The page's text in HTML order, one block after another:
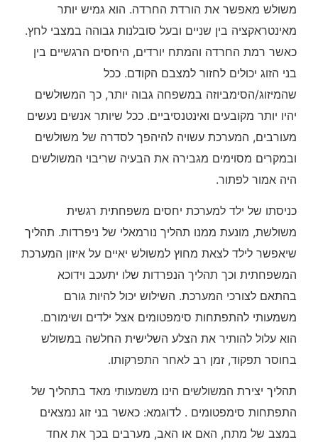
משולש מאפשר את הורדת החרדה. הוא גמיש יותר
מאינטראקציה בין שניים ובעל סובלנות גבוהה במצבי לחץ.
כאשר רמת החרדה והמתח יורדים, היחסים הרגשיים בין
בני הזוג יכולים לחזור למצבם הקודם. ככל
שהמיזוג/הסימביוזה במשפחה גבוה יותר, כך המשולשים
יהיו יותר מקובעים ואינטנסיביים. ככל שיותר אנשים נעשים
מעורבים, המערכת עשויה להיהפך לסדרה של משולשים
ובמקרים מסוימים מגבירה את הבעיה שריבוי המשולשים
היה אמור לפתור.
כניסתו של ילד למערכת יחסים משפחתית רגשית
משולשת, מונעת ממנו תהליך נורמאלי של ניפרדות. תהליך
שיאפשר לילד לצאת מחוץ למשולש יאיים על איזון המערכת
המשפחתית וכך תהליך הנפרדות שלו יתעכב וידוכא
בהתאם לצורכי המערכת. השילוש יכול להיות גורם
משמעותי להתפתחות סימפטומים אצל ילדים ושימורם.
הוא עלול להותיר את הצלע השלישית החלשה במשולש
בחוסר תפקוד, זמן רב לאחר התפרקותו.
תהליך יצירת המשולשים הינו משמעותי מאד בתהליך של
התפתחות סימפטומים . לדוגמא: כאשר בני זוג נמצאים
במצב של מתח, האם או האב, מערבים בכך את אחד